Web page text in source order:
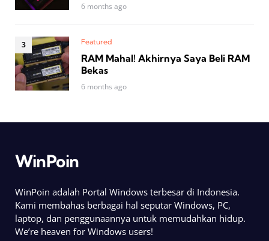
6 months ago
Featured
RAM Mahal! Akhirnya Saya Beli RAM
Bekas
6 months ago
WinPoin
WinPoin adalah Portal Windows terbesar di Indonesia.
Kami membahas berbagai hal seputar Windows, PC,
laptop, dan penggunaannya untuk memudahkan hidup.
We’re heaven for Windows users!